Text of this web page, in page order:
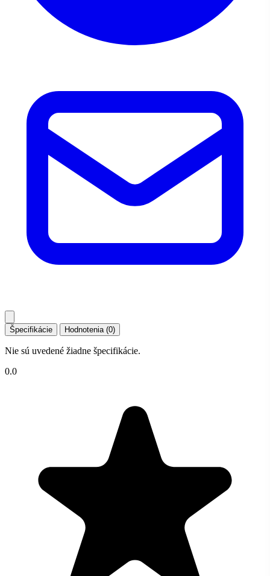
Špecifikácie Hodnotenia (0)
Nie sú uvedené žiadne špecifikácie.
0.0